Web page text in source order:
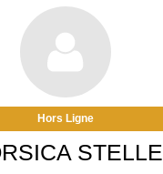
Hors Ligne
STELLE